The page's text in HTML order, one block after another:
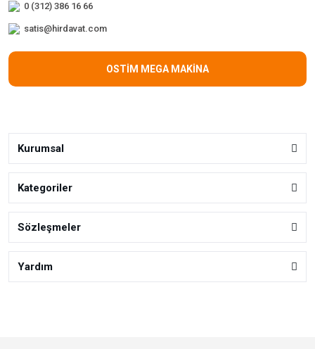
0 (312) 386 16 66
satis@hirdavat.com
OSTİM MEGA MAKİNA
Kurumsal
Kategoriler
Sözleşmeler
Yardım